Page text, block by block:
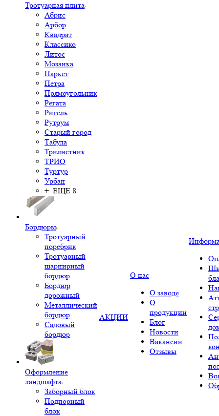
Тротуарная плита
Абрис
Арбор
Квадрат
Классико
Литос
Мозаика
Паркет
Петра
Прямоугольник
Регата
Ригель
Рутрум
Старый город
Табула
Трилистник
ТРИО
Туртур
Урбан
+ ЕЩЕ 8
Бордюры
Тротуарный
поребрик
Тротуарный
шарнирный
бордюр
Бордюр
дорожный
Металлический
бордюр
Садовый
бордюр
Оформление
ландшафта
Заборный блок
Подпорный
блок
АКЦИИ
О нас
О заводе
О
продукции
Блог
Новости
Вакансии
Отзывы